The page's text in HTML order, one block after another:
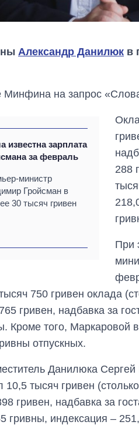
Александр Данилюк в
Минфина на запрос
известна зарплата
за февраль
министр
Гройсман в
30 тысяч гривен
288
При
750 гривен оклада
гривен, надбавка за
Кроме того, Маркаровой
отпускных.
Данилюка
тысяч гривен
гривен, надбавка за
гривны, индексация –